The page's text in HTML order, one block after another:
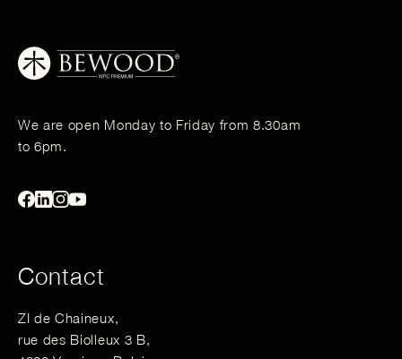
We are open Monday to Friday from 8.30am
to 6pm.
Contact
ZI de Chaineux,
rue des Biolleux 3 B,